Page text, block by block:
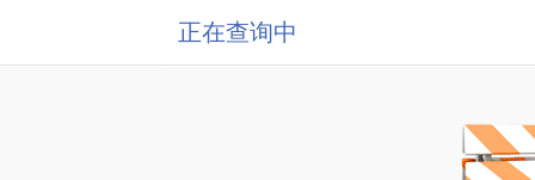
正在查询中